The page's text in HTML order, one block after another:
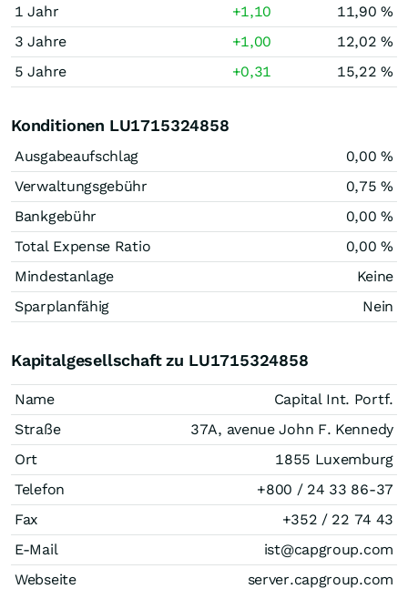
1 Jahr
+1,10
11,90 %
3 Jahre
+1,00
12,02 %
5 Jahre
+0,31 15,22 %
Konditionen LU1715324858
Ausgabeaufschlag
0,00 %
Verwaltungsgebühr
0,75 %
Bankgebühr
0,00 %
Total Expense Ratio
0,00 %
Mindestanlage
Keine
Sparplanfähig
Nein
Kapitalgesellschaft zu LU1715324858
Name
Capital Int. Portf.
Straße
37A, avenue John F. Kennedy
Ort
1855 Luxemburg
Telefon
+800 / 24 33 86-37
Fax
+352 / 22 74 43
E-Mail
ist@capgroup.com
Webseite
server.capgroup.com